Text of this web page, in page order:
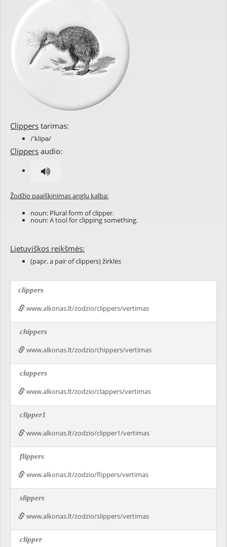
Clippers tarimas:
/'klipə/
Clippers audio:
Žodžio paaiškinimas anglų kalba:
noun: Plural form ofclipper.
noun: Atoolforclippingsomething.
Lietuviškos reikšmės:
(papr. a pair of clippers) žirklės
clippers
www.alkonas.lt/zodzio/clippers/vertimas
chippers
www.alkonas.lt/zodzio/chippers/vertimas
clappers
www.alkonas.lt/zodzio/clappers/vertimas
clipper1
www.alkonas.lt/zodzio/clipper1/vertimas
flippers
www.alkonas.lt/zodzio/flippers/vertimas
slippers
www.alkonas.lt/zodzio/slippers/vertimas
clipper